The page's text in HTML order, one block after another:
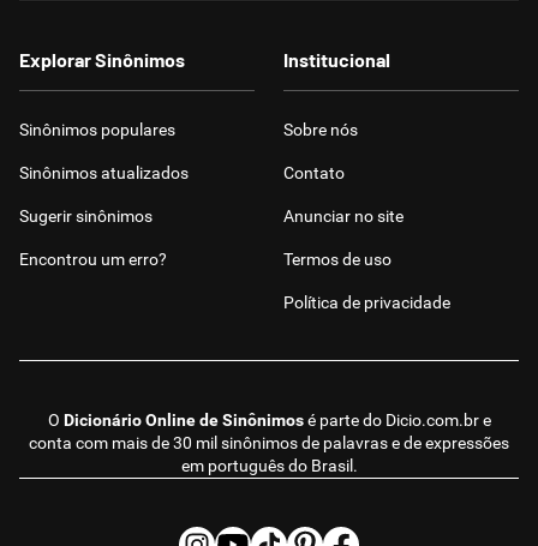
O Dicionário Online de Sinônimosé parte do Dicio.com.bre
conta com mais de 30 mil sinônimos de palavras e de expressões
em português do Brasil.
Explorar Sinônimos
Sinônimos populares
Sinônimos atualizados
Sugerir sinônimos
Encontrou um erro?
Institucional
Sobre nós
Contato
Anunciar no site
Termos de uso
Política de privacidade